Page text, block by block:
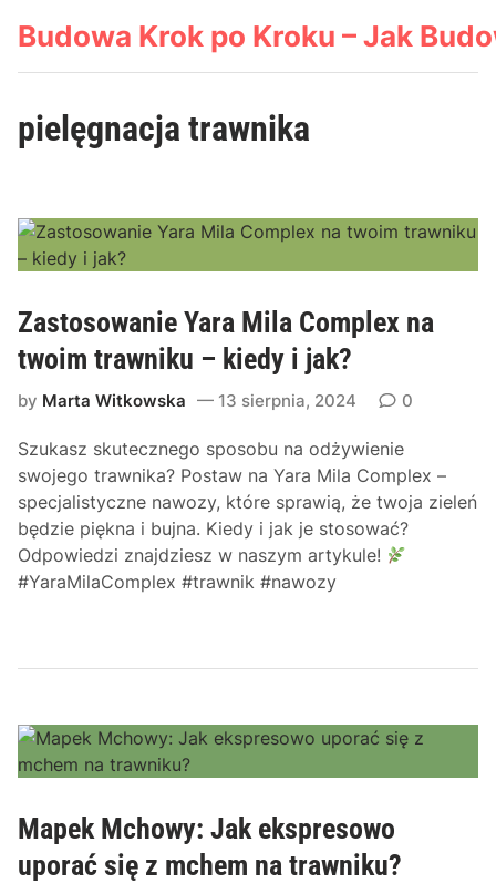
Budowa Krok po Kroku – Jak
pielęgnacja trawnika
Zastosowanie Yara Mila Complex na
twoim trawniku – kiedy i jak?
by Marta Witkowska 13 sierpnia, 2024 0
Szukasz skutecznego sposobu na odżywienie
swojego trawnika? Postaw na Yara Mila Complex –
specjalistyczne nawozy, które sprawią, że twoja zieleń
będzie piękna i bujna. Kiedy i jak je stosować?
Odpowiedzi znajdziesz w naszym artykule!
#YaraMilaComplex #trawnik #nawozy
Mapek Mchowy: Jak ekspresowo
uporać się z mchem na trawniku?